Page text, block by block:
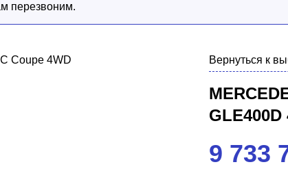
перезвоним.
Вернуться к
GLE400D
9 733